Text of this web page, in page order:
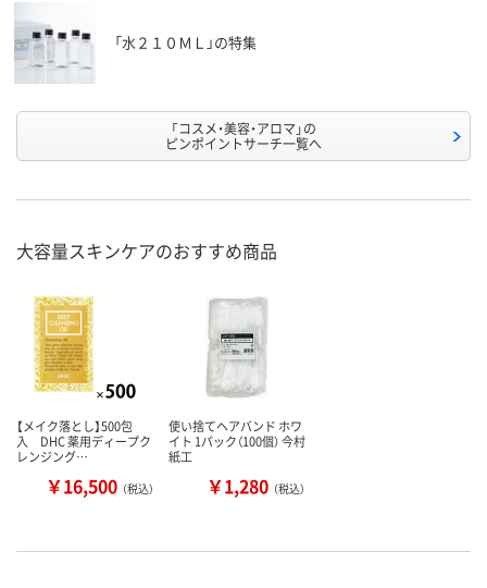
「水２１０ＭＬ」の特集
「コスメ・美容・アロマ」の
ピンポイントサーチ一覧へ
大容量スキンケアのおすすめ商品
【メイク落とし】500包
入 DHC 薬用ディープク
レンジング…
￥16,500 （税込）
使い捨てヘアバンド ホワ
イト 1パック（100個） 今村
紙工
￥1,280 （税込）